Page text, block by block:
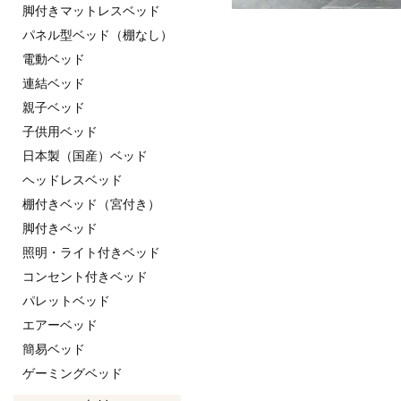
脚付きマットレスベッド
パネル型ベッド（棚なし）
電動ベッド
連結ベッド
親子ベッド
子供用ベッド
日本製（国産）ベッド
ヘッドレスベッド
棚付きベッド（宮付き）
脚付きベッド
照明・ライト付きベッド
コンセント付きベッド
パレットベッド
エアーベッド
簡易ベッド
ゲーミングベッド